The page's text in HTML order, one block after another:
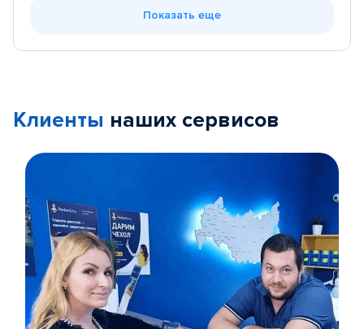
Показать еще
Клиенты наших сервисов